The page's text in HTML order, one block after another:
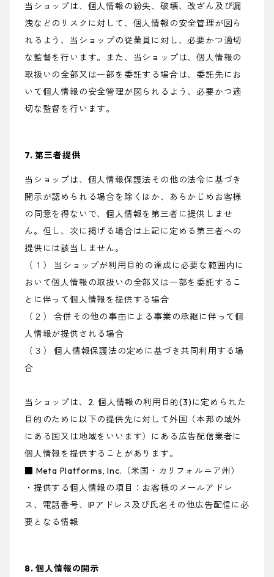
当ショップは、個人情報の紛失、破壊、改ざん及び漏
洩などのリスクに対して、個人情報の安全管理が図ら
れるよう、当ショップの従業員に対し、必要かつ適切
な監督を行います。また、当ショップは、個人情報の
取扱いの全部又は一部を委託する場合は、委託先にお
いて個人情報の安全管理が図られるよう、必要かつ適
切な監督を行います。
7. 第三者提供
当ショップは、個人情報保護法その他の法令に基づき
開示が認められる場合を除くほか、あらかじめお客様
の同意を得ないで、個人情報を第三者に提供しませ
ん。但し、次に掲げる場合は上記に定める第三者への
提供には該当しません。
（１） 当ショップが利用目的の達成に必要な範囲内に
おいて個人情報の取扱いの全部又は一部を委託するこ
とに伴って個人情報を提供する場合
（２） 合併その他の事由による事業の承継に伴って個
人情報が提供される場合
（３） 個人情報保護法の定めに基づき共同利用する場
合
当ショップは、2. 個人情報の利用目的(3)に定められた
目的のために以下の提供先に対して外国（本邦の域外
にある国又は地域をいいます）にある広告配信業者に
個人情報を提供することがあります。
■ Meta Platforms, Inc.（米国・カリフォルニア州）
・提供する個人情報の項目：お客様のメールアドレ
ス、電話番号、IPアドレス及び氏名その他広告配信に必
要となる情報
8. 個人情報の開示